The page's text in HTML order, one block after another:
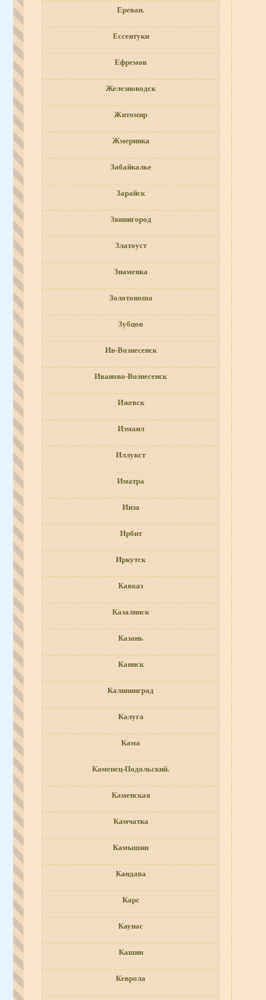
Ереван.
Ессентуки
Ефремов
Железноводск
Житомир
Жмеринка
Забайкалье
Зарайск
Звинигород
Златоуст
Знаменка
Золотоноша
Зубцов
Ив-Вознесенск
Иваново-Вознесенск
Ижевск
Измаил
Иллукст
Иматра
Инза
Ирбит
Иркутск
Кавказ
Казалинск
Казань
Каинск
Калининград
Калуга
Кама
Каменец-Подольский.
Каменская
Камчатка
Камышин
Кандава
Карс
Каунас
Кашин
Кеврола